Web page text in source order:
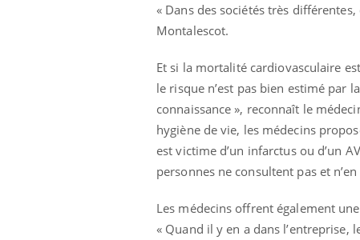
« Dans des sociétés très
Montalescot.
Et si la mortalité cardiovasculaire
le risque n’est pas bien estimé par
connaissance », reconnaît le
hygiène de vie, les médecins
est victime d’un infarctus ou d’un
personnes ne consultent pas et
Les médecins offrent également
« Quand il y en a dans l’entreprise,